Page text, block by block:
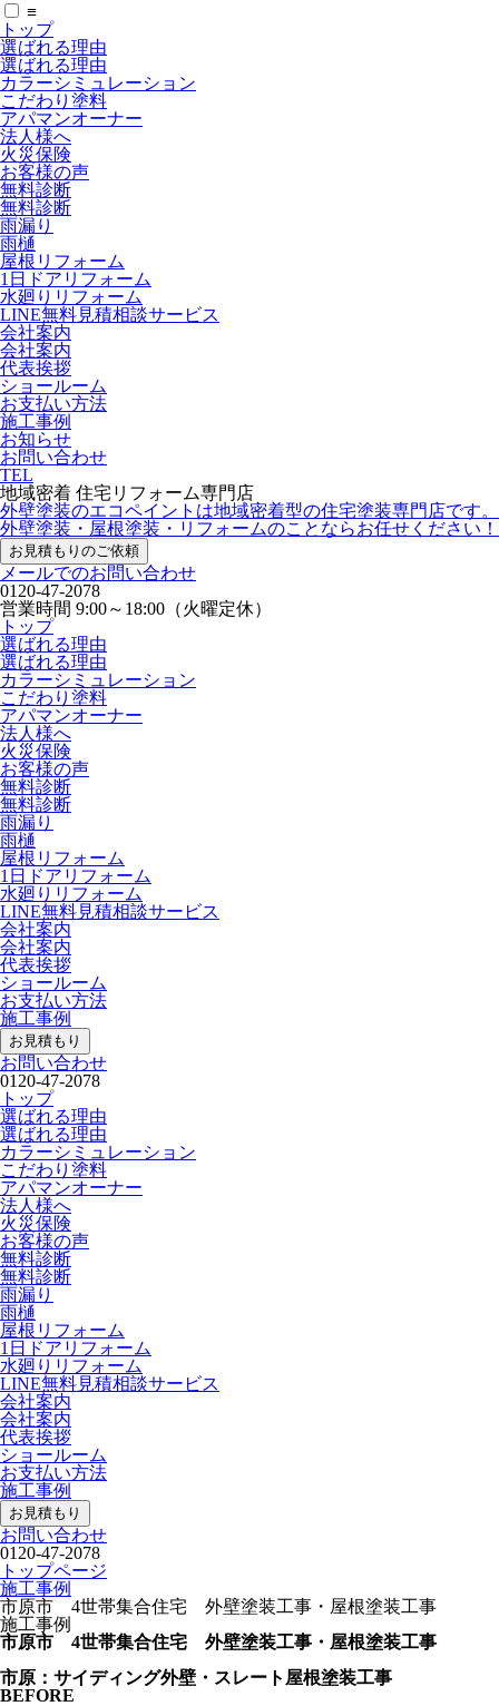
≡
トップ
選ばれる理由
選ばれる理由
カラーシミュレーション
こだわり塗料
アパマンオーナー
法人様へ
火災保険
お客様の声
無料診断
無料診断
雨漏り
雨樋
屋根リフォーム
1日ドアリフォーム
水廻りリフォーム
LINE無料見積相談サービス
会社案内
会社案内
代表挨拶
ショールーム
お支払い方法
施工事例
お知らせ
お問い合わせ
TEL
地域密着 住宅リフォーム専門店
外壁塗装のエコペイントは地域密着型の住宅塗装専門店です。
外壁塗装・屋根塗装・リフォームのことならお任せください！
お見積もりのご依頼
メールでのお問い合わせ
0120-47-2078
営業時間 9:00～18:00（火曜定休）
トップ
選ばれる理由
選ばれる理由
カラーシミュレーション
こだわり塗料
アパマンオーナー
法人様へ
火災保険
お客様の声
無料診断
無料診断
雨漏り
雨樋
屋根リフォーム
1日ドアリフォーム
水廻りリフォーム
LINE無料見積相談サービス
会社案内
会社案内
代表挨拶
ショールーム
お支払い方法
施工事例
お見積もり
お問い合わせ
0120-47-2078
トップ
選ばれる理由
選ばれる理由
カラーシミュレーション
こだわり塗料
アパマンオーナー
法人様へ
火災保険
お客様の声
無料診断
無料診断
雨漏り
雨樋
屋根リフォーム
1日ドアリフォーム
水廻りリフォーム
LINE無料見積相談サービス
会社案内
会社案内
代表挨拶
ショールーム
お支払い方法
施工事例
お見積もり
お問い合わせ
0120-47-2078
トップページ
施工事例
市原市 4世帯集合住宅 外壁塗装工事・屋根塗装工事
施工事例
市原市 4世帯集合住宅 外壁塗装工事・屋根塗装工事
市原：サイディング外壁・スレート屋根塗装工事
BEFORE